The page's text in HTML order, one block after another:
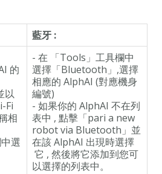
藍牙 :
的
以
Fi
相
選
- 在 「Tools」工具欄中
選擇「Bluetooth」,選擇
相應的 AlphAI (對應機身
編號)
- 如果你的 AlphAI 不在列
表中 , 點擊「pari a new
robot via Bluetooth」並
在該 AlphAI 出現時選擇
它 , 然後將它添加到您可
以選擇的列表中。